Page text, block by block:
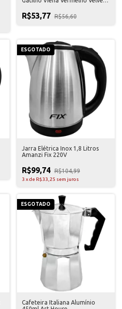
R$53,77 R$56,60
ESGOTADO
Jarra Elétrica Inox 1,8 Litros
Amanzi Fix 220V
R$99,74 R$104,99
3 xde R$33,25 sem juros
ESGOTADO
Cafeteira Italiana Alumínio